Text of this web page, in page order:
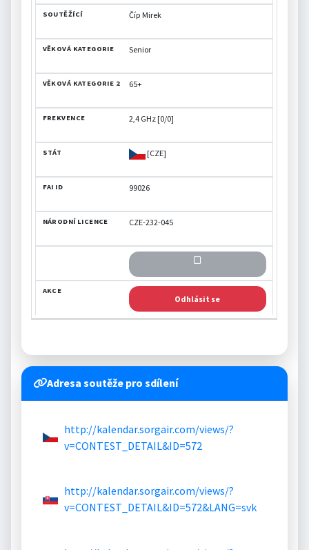
Číp Mirek
Senior
65+
2,4 GHz [0/0]
[CZE]
99026
CZE-232-045
Odhlásit se
Adresa soutěže pro sdílení
http://kalendar.sorgair.com/views/?
v=CONTEST_DETAIL&ID=572
http://kalendar.sorgair.com/views/?
v=CONTEST_DETAIL&ID=572&LANG=svk